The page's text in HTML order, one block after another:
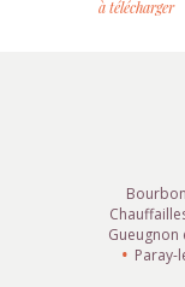
à télécharger
Gueugnon
Paray-